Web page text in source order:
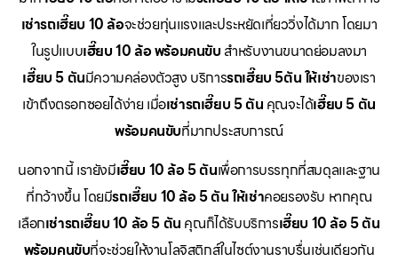
เช่ารถเฮี๊ยบ 10 ล้อจะช่วยทุ่นแรงและประหยัดเที่ยววิ่งได้มาก โดยมา
ในรูปแบบเฮี๊ยบ 10 ล้อ พร้อมคนขับ สำหรับงานขนาดย่อมลงมา
เฮี๊ยบ 5 ตันมีความคล่องตัวสูง บริการรถเฮี๊ยบ 5ตัน ให้เช่าของเรา
เข้าถึงตรอกซอยได้ง่าย เมื่อเช่ารถเฮี๊ยบ 5 ตัน คุณจะได้เฮี๊ยบ 5 ตัน
พร้อมคนขับที่มากประสบการณ์
นอกจากนี้ เรายังมีเฮี๊ยบ 10 ล้อ 5 ตันเพื่อการบรรทุกที่สมดุลและฐาน
ที่กว้างขึ้น โดยมีรถเฮี๊ยบ 10 ล้อ 5 ตัน ให้เช่าคอยรองรับ หากคุณ
เลือกเช่ารถเฮี๊ยบ 10 ล้อ 5 ตัน คุณก็ได้รับบริการเฮี๊ยบ 10 ล้อ 5 ตัน
พร้อมคนขับที่จะช่วยให้งานโลจิสติกส์ในไซต์งานราบรื่นเช่นเดียวกัน